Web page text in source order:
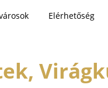
Elérhetőség